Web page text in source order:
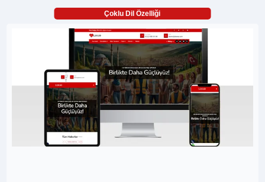
Çoklu Dil Özelliği